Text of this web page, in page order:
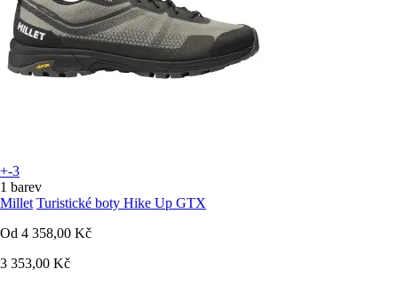
+-3
1 barev
Millet Turistické boty Hike Up GTX
Od 4 358,00 Kč
3 353,00 Kč